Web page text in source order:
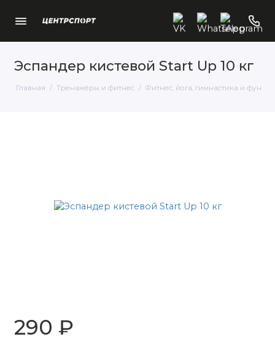
Эспандер кистевой Start Up 10 кг
Главная Тренажёры и фитнес Фитнес, йога, гимнастика и
290 ₽